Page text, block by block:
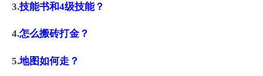
3.技能书和4级技能？
4.怎么搬砖打金？
5.地图如何走？